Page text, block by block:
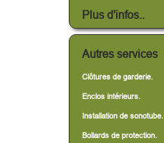
Plus d'infos..
Autres services
Clôtures de garderie.
Enclos intérieurs.
Installation de sonotube.
Bollards de protection.